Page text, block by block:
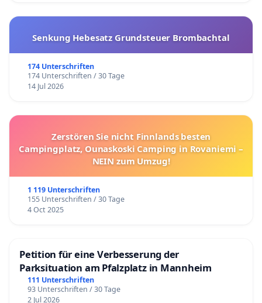
Senkung Hebesatz Grundsteuer Brombachtal
174 Unterschriften
174 Unterschriften / 30 Tage
14 Jul 2026
Zerstören Sie nicht Finnlands besten
Campingplatz, Ounaskoski Camping in Rovaniemi –
NEIN zum Umzug!
1 119 Unterschriften
155 Unterschriften / 30 Tage
4 Oct 2025
Petition für eine Verbesserung der
Parksituation am Pfalzplatz in Mannheim
111 Unterschriften
93 Unterschriften / 30 Tage
2 Jul 2026